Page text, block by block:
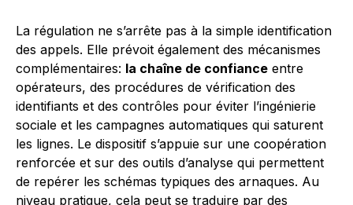
La régulation ne s’arrête pas à la simple identification
des appels. Elle prévoit également des mécanismes
complémentaires: la chaîne de confiance entre
opérateurs, des procédures de vérification des
identifiants et des contrôles pour éviter l’ingénierie
sociale et les campagnes automatiques qui saturent
les lignes. Le dispositif s’appuie sur une coopération
renforcée et sur des outils d’analyse qui permettent
de repérer les schémas typiques des arnaques. Au
niveau pratique, cela peut se traduire par des